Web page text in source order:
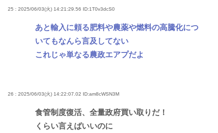
25 : 2025/06/03(火) 14:21:29.56 ID:1T0v3dcS0
あと輸入に頼る肥料や農薬や燃料の高騰化につ
いてもなんら言及してない
これじゃ単なる農政エアプだよ
26 : 2025/06/03(火) 14:22:07.02 ID:am8cWSN3M
食管制度復活、全量政府買い取りだ！
くらい言えばいいのに